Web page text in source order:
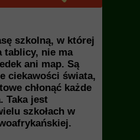
szkolną, w której
tablicy, nie ma
ani map. Są
ciekawości świata,
chłonąć każde
Taka jest
szkołach w